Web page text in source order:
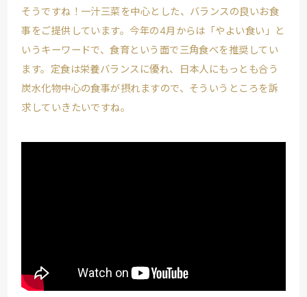
そうですね！一汁三菜を中心とした、バランスの良いお食
事をご提供しています。今年の4月からは「やよい食い」と
いうキーワードで、食育という面で三角食べを推奨してい
ます。定食は栄養バランスに優れ、日本人にもっとも合う
炭水化物中心の食事が摂れますので、そういうところを訴
求していきたいですね。